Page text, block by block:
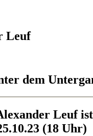
Leuf
dem
Leuf
(18 Uhr)